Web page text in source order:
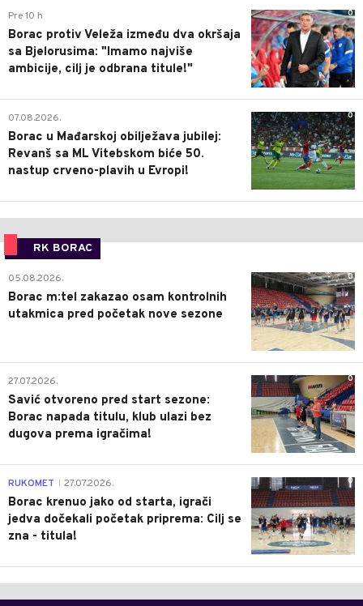
0
Pre 10 h
Borac protiv Veleža između dva okršaja
sa Bjelorusima: "Imamo najviše
ambicije, cilj je odbrana titule!"
0
07.08.2026.
Borac u Mađarskoj obilježava jubilej:
Revanš sa ML Vitebskom biće 50.
nastup crveno-plavih u Evropi!
RK BORAC
0
05.08.2026.
Borac m:tel zakazao osam kontrolnih
utakmica pred početak nove sezone
0
27.07.2026.
Savić otvoreno pred start sezone:
Borac napada titulu, klub ulazi bez
dugova prema igračima!
0
RUKOMET 27.07.2026.
Borac krenuo jako od starta, igrači
jedva dočekali početak priprema: Cilj se
zna - titula!